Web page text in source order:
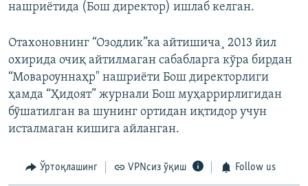
нашриётида (Бош директор) ишлаб келган.
Отахоновнинг “Озодлик”ка айтишича¸ 2013 йил
охирида очиқ айтилмаган сабабларга кўра бирдан
“Мовароуннаҳр" нашриёти Бош директорлиги
ҳамда “Ҳидоят” журнали Бош муҳаррирлигидан
бўшатилган ва шунинг ортидан иқтидор учун
исталмаган кишига айланган.​
Ўртоқлашинг VPNсиз ўқиш Follow us